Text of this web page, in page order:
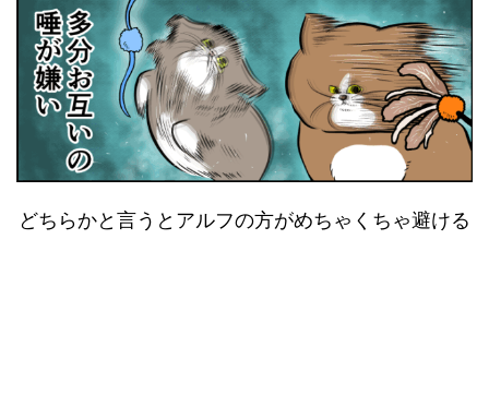
どちらかと言うとアルフの方がめちゃくちゃ避ける